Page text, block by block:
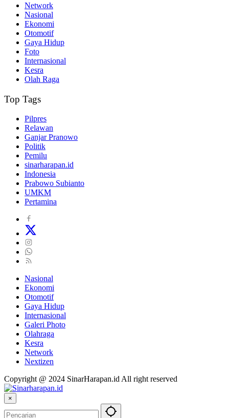
Network
Nasional
Ekonomi
Otomotif
Gaya Hidup
Foto
Internasional
Kesra
Olah Raga
Top Tags
Pilpres
Relawan
Ganjar Pranowo
Politik
Pemilu
sinarharapan.id
Indonesia
Prabowo Subianto
UMKM
Pertamina
Nasional
Ekonomi
Otomotif
Gaya Hidup
Internasional
Galeri Photo
Olahraga
Kesra
Network
Nextizen
Copyright @ 2024 SinarHarapan.id All right reserved
×